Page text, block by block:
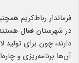
در شهرستان فعال
دارند، چون برای تولید
آن‌ها برنامه‌ریزی و